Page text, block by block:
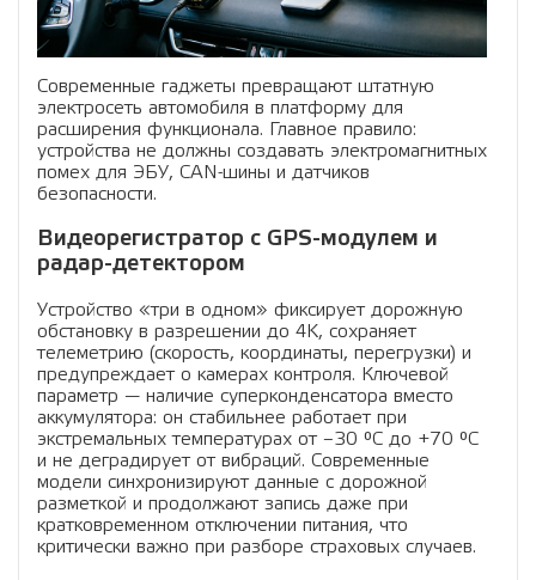
Современные гаджеты превращают штатную
электросеть автомобиля в платформу для
расширения функционала. Главное правило:
устройства не должны создавать электромагнитных
помех для ЭБУ, CAN-шины и датчиков
безопасности.
Видеорегистратор с GPS-модулем и
радар-детектором
Устройство «три в одном» фиксирует дорожную
обстановку в разрешении до 4K, сохраняет
телеметрию (скорость, координаты, перегрузки) и
предупреждает о камерах контроля. Ключевой
параметр — наличие суперконденсатора вместо
аккумулятора: он стабильнее работает при
экстремальных температурах от –30 °C до +70 °C
и не деградирует от вибраций. Современные
модели синхронизируют данные с дорожной
разметкой и продолжают запись даже при
кратковременном отключении питания, что
критически важно при разборе страховых случаев.